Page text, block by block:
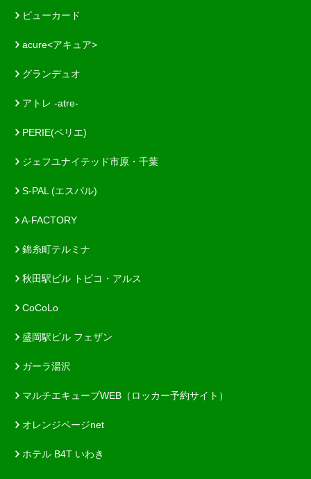
ビューカード
acure<アキュア>
グランデュオ
アトレ -atre-
PERIE(ペリエ)
ジェフユナイテッド市原・千葉
S-PAL (エスパル)
A-FACTORY
錦糸町テルミナ
秋田駅ビル トピコ・アルス
CoCoLo
盛岡駅ビル フェザン
ガーラ湯沢
マルチエキューブWEB（ロッカー予約サイト）
オレンジページnet
ホテル B4T いわき